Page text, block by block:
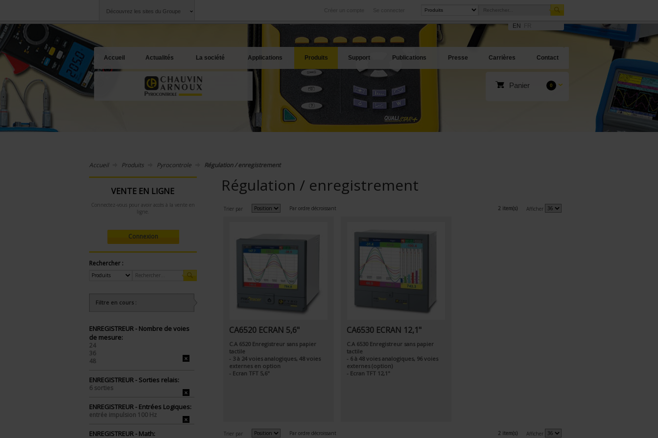
Découvrez les sites du Groupe Se connecter
Créer un compte
International
Nos filiales à l'étranger
Nos meilleures offres
EN
Accueil Actualités La société Applications Produits Support Publications Presse Carrières Contact
Panier 0
Accueil Produits Pyrocontrole Régulation / enregistrement
VENTE EN LIGNE
Connectez-vous pour avoir accès à la vente en
ligne.
Connexion
Rechercher :
Filtre en cours :
ENREGISTREUR - Nombre de voies
de mesure:
24
36
48
ENREGISTREUR - Sorties relais:
6 sorties
ENREGISTREUR - Entrées Logiques:
entrée impulsion 100 Hz
ENREGISTREUR - Math:
Régulation / enregistrement
Trier par Par ordre décroissant 2 item(s) Afficher
CA6520 ECRAN 5,6"
C.A 6520 Enregistreur sans papier
tactile
- 3 à 24 voies analogiques, 48 voies
externes en option
- Ecran TFT 5,6"
CA6530 ECRAN 12,1"
C.A 6530 Enregistreur sans papier
tactile
- 6 à 48 voies analogiques, 96 voies
externes (option)
- Ecran TFT 12,1"
Trier par Par ordre décroissant 2 item(s) Afficher